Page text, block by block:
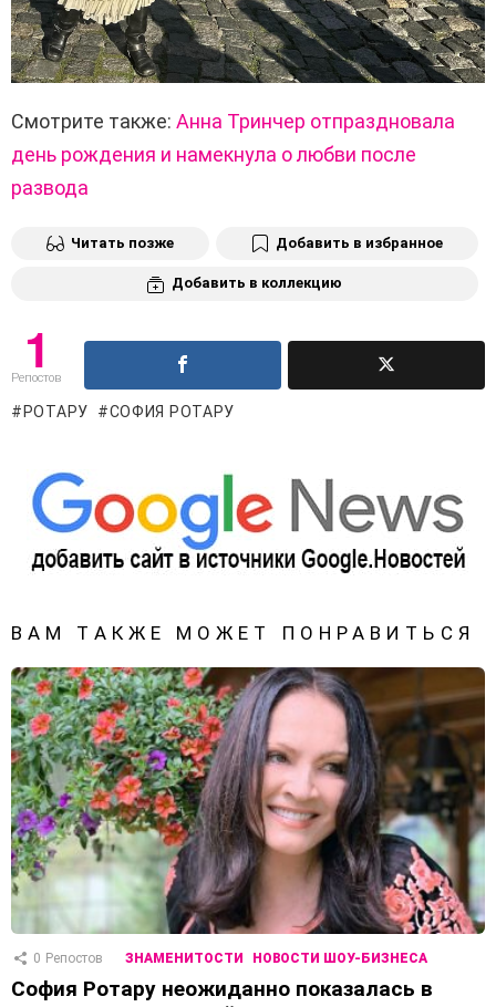
Смотрите также: Анна Тринчер отпраздновала
день рождения и намекнула о любви после
развода
Читать позже Добавить в избранное
Добавить в коллекцию
1
Репостов
РОТАРУ СОФИЯ РОТАРУ
ВАМ ТАКЖЕ МОЖЕТ ПОНРАВИТЬСЯ
0 Репостов ЗНАМЕНИТОСТИ НОВОСТИ ШОУ-БИЗНЕСА
София Ротару неожиданно показалась в